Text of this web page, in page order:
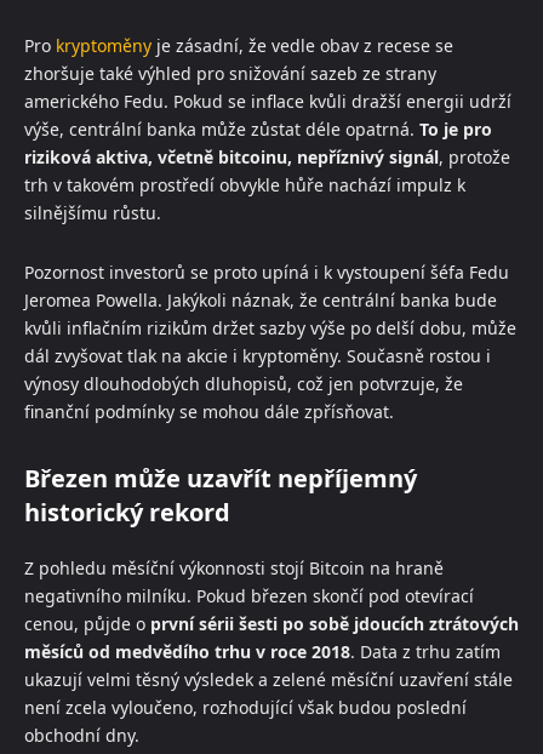
Pro kryptoměny je zásadní, že vedle obav z recese se
zhoršuje také výhled pro snižování sazeb ze strany
amerického Fedu. Pokud se inflace kvůli dražší energii udrží
výše, centrální banka může zůstat déle opatrná. To je pro
riziková aktiva, včetně bitcoinu, nepříznivý signál, protože
trh v takovém prostředí obvykle hůře nachází impulz k
silnějšímu růstu.
Pozornost investorů se proto upíná i k vystoupení šéfa Fedu
Jeromea Powella. Jakýkoli náznak, že centrální banka bude
kvůli inflačním rizikům držet sazby výše po delší dobu, může
dál zvyšovat tlak na akcie i kryptoměny. Současně rostou i
výnosy dlouhodobých dluhopisů, což jen potvrzuje, že
finanční podmínky se mohou dále zpřísňovat.
Březen může uzavřít nepříjemný
historický rekord
Z pohledu měsíční výkonnosti stojí Bitcoin na hraně
negativního milníku. Pokud březen skončí pod otevírací
cenou, půjde o první sérii šesti po sobě jdoucích ztrátových
měsíců od medvědího trhu v roce 2018. Data z trhu zatím
ukazují velmi těsný výsledek a zelené měsíční uzavření stále
není zcela vyloučeno, rozhodující však budou poslední
obchodní dny.